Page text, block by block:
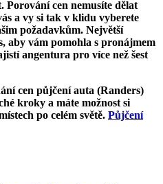
Porování cen nemusíte dělat
a vy si tak v klidu vyberete
požadavkům. Největší
aby vám pomohla s pronájmem
angentura pro více než šest
cen půjčení auta (Randers)
kroky a máte možnost si
po celém světě. Půjčení